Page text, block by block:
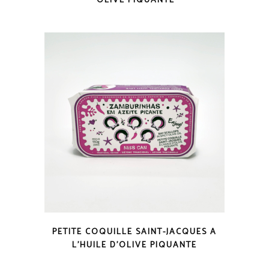
PETITE COQUILLE SAINT-JACQUES A
L’HUILE D’OLIVE PIQUANTE